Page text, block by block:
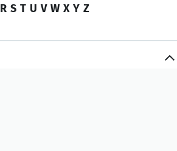
R S T U V W X Y Z